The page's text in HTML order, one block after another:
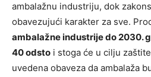
ambalažnu industriju, dok
obavezujući karakter za sve.
ambalažne industrije do 2030.
40 odsto i stoga će u cilju
uvedena obaveza da ambalaža